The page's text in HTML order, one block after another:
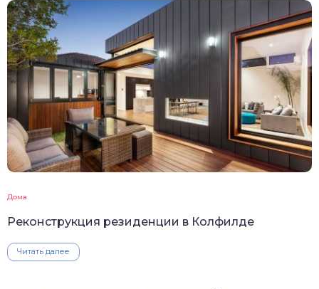
Дома
Реконструкция резиденции в Колфилде
Читать далее